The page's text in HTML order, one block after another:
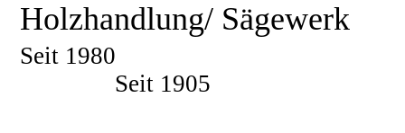
Holzhandlung/ Sägewerk
Seit 1980
Seit 1905